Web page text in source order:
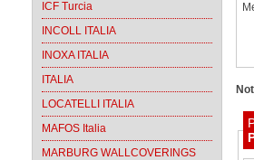
ICF Turcia
INCOLL ITALIA
INOXA ITALIA
ITALIA
LOCATELLI ITALIA
MAFOS Italia
MARBURG WALLCOVERINGS